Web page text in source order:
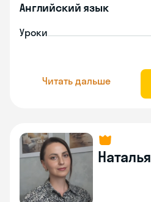
Английский язык
Уроки
Читать дальше
Наталья